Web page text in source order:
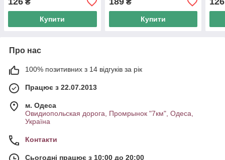
₴
Купити
₴
Купити
Про нас
100% позитивних з 14 відгуків за рік
Працює з 22.07.2013
м. Одеса
Овидиопольская дорога, Промрынок "7км", Одеса,
Україна
Контакти
Сьогодні працює з 10:00 до 20:00